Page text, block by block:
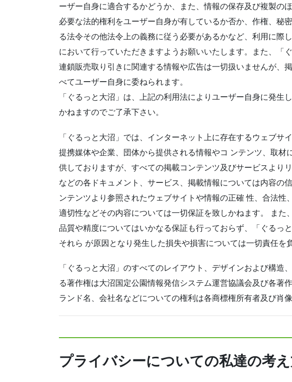
ーザー自身に適合するかどうか、また、情報の保存及び複製の
必要な法的権利をユーザー自身が有しているか否か、作権、秘
る法令その他法令上の義務に従う必要があるかなど、利用に際
において行っていただきますようお願いいたします。また、「
連鎖販売取り引きに関連する情報や広告は一切扱いませんが、
べてユーザー自身に委ねられます。
「ぐるっと大沼」は、上記の利用法によりユーザー自身に発生
かねますのでご了承下さい。
「ぐるっと大沼」では、インターネット上に存在するウェブサ
提携媒体や企業、団体から提供される情報やコ ンテンツ、取材
供しておりますが、すべての掲載コンテンツ及びサービスより
などの各ドキュメント、サービス、掲載情報については内容の
ンテンツより参照されたウェブサイトや情報の正確 性、合法性
適切性などその内容については一切保証を致しかねます。 また
品質や精度についてはいかなる保証も行っておらず、「ぐるっ
それら が原因となり発生した損失や損害については一切責任を
「ぐるっと大沼」のすべてのレイアウト、デザインおよび構造
る著作権は大沼国定公園情報発信システム運営協議会及び各著
ランド名、会社名などについての権利は各商標権所有者及び肖
プライバシーについての私達の考